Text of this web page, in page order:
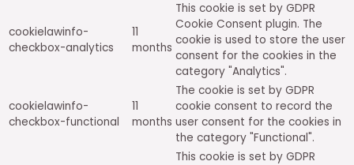
cookielawinfo-
checkbox-analytics
11
months
This cookie is set by GDPR
Cookie Consent plugin. The
cookie is used to store the user
consent for the cookies in the
category "Analytics".
cookielawinfo-
checkbox-functional
11
months
The cookie is set by GDPR
cookie consent to record the
user consent for the cookies in
the category "Functional".
This cookie is set by GDPR